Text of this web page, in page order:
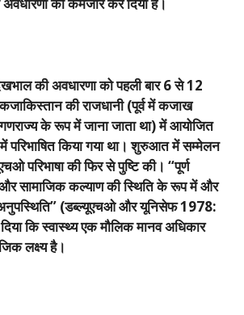
की अवधारणा को पहली बार6से12
की राजधानी (पूर्व में कजाख
के रूप में जाना जाता था) में आयोजित
परिभाषित किया गया था। शुरुआत में सम्मेलन
परिभाषा की फिर से पुष्टि की। “पूर्ण
सामाजिक कल्याण की स्थिति के रूप में और
(डब्ल्यूएचओ और यूनिसेफ1978:
कि स्वास्थ्य एक मौलिक मानव अधिकार
लक्ष्य है।